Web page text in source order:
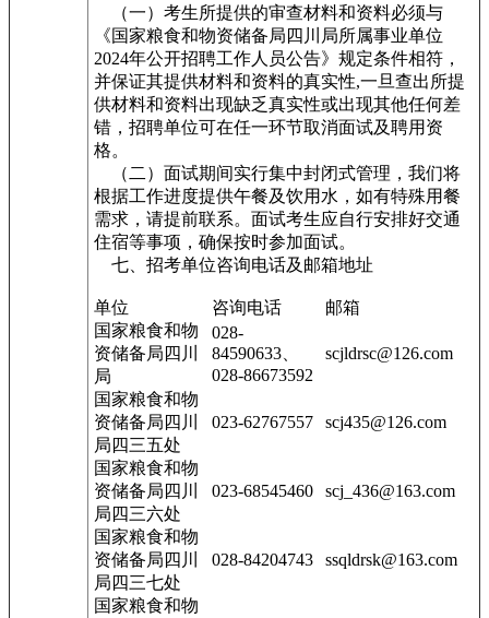
（一）考生所提供的审查材料和资料必须与
《国家粮食和物资储备局四川局所属事业单位
2024年公开招聘工作人员公告》规定条件相符，
并保证其提供材料和资料的真实性,一旦查出所提
供材料和资料出现缺乏真实性或出现其他任何差
错，招聘单位可在任一环节取消面试及聘用资
格。
（二）面试期间实行集中封闭式管理，我们将
根据工作进度提供午餐及饮用水，如有特殊用餐
需求，请提前联系。面试考生应自行安排好交通
住宿等事项，确保按时参加面试。
七、招考单位咨询电话及邮箱地址
单位 咨询电话
邮箱
国家粮食和物
资储备局四川
局
028-
84590633、
028-86673592
scjldrsc@126.com
国家粮食和物
资储备局四川
局四三五处
023-62767557 scj435@126.com
国家粮食和物
资储备局四川
局四三六处
023-68545460 scj_436@163.com
国家粮食和物
资储备局四川
局四三七处
028-84204743 ssqldrsk@163.com
国家粮食和物